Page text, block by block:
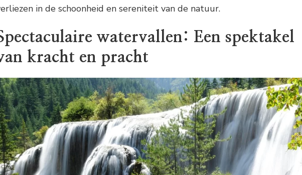
in de schoonheid en sereniteit van de natuur.
watervallen: Een spektakel
kracht en pracht